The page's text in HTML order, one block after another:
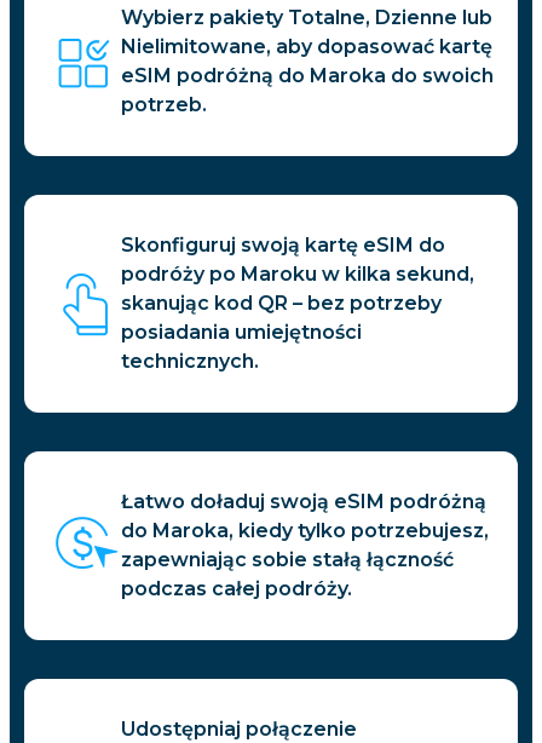
Wybierz pakiety Totalne, Dzienne lub
Nielimitowane, aby dopasować kartę
eSIM podróżną do Maroka do swoich
potrzeb.
Skonfiguruj swoją kartę eSIM do
podróży po Maroku w kilka sekund,
skanując kod QR – bez potrzeby
posiadania umiejętności
technicznych.
Łatwo doładuj swoją eSIM podróżną
do Maroka, kiedy tylko potrzebujesz,
zapewniając sobie stałą łączność
podczas całej podróży.
Udostępniaj połączenie